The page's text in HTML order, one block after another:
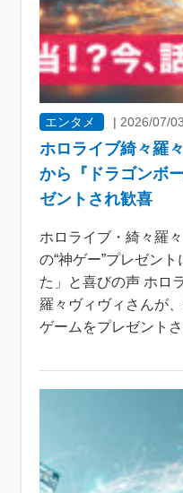
エンタメ |2026/07/03
ホロライブ綺々羅
から『ドラゴンボ
ゼントされ歓喜
ホロライブ・綺々羅
の“神ゲー”プレゼン
た」と喜びの声 ホロ
羅々ヴィヴィさんが
ゲームをプレゼント